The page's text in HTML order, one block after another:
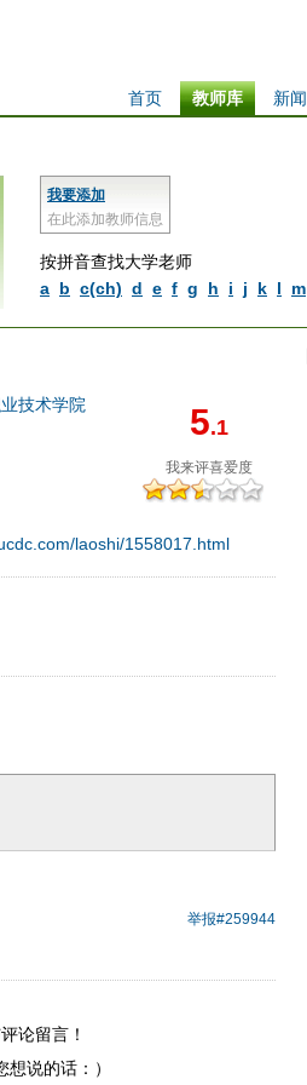
新闻
教师库
首页
我要添加
在此添加教师信息
按拼音查找大学老师
a b c(ch) d e f g h i j k l m
5.1
我来评喜爱度
技术学院
laoshi/1558017.html
举报#259944
论留言！
说的话：）